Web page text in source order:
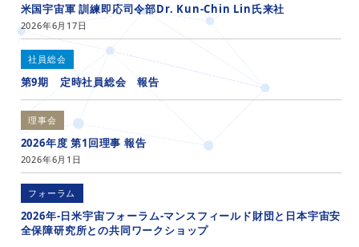
米国宇宙軍 訓練即応司令部Dr. Kun-Chin Lin氏来社
2026年6月17日
社員総会
第9期 定時社員総会 報告
理事会
2026年度 第1回理事 報告
2026年6月1日
フォーラム
2026年-日米宇宙フォーラム-マンスフィールド財団と日本宇宙安
全保障研究所との共同ワークショップ